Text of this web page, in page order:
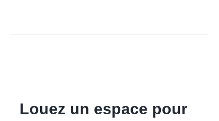
Louez un espace pour